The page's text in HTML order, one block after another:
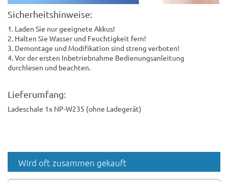
Sicherheitshinweise:
1. Laden Sie nur geeignete Akkus!
2. Halten Sie Wasser und Feuchtigkeit fern!
3. Demontage und Modifikation sind streng verboten!
4. Vor der ersten Inbetriebnahme Bedienungsanleitung
durchlesen und beachten.
Lieferumfang:
Ladeschale 1x NP-W235 (ohne Ladegerät)
Wird oft zusammen gekauft